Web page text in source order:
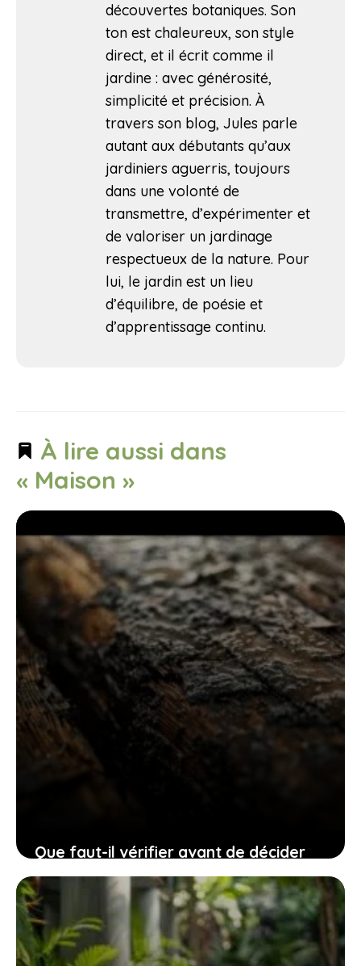
découvertes botaniques. Son
ton est chaleureux, son style
direct, et il écrit comme il
jardine : avec générosité,
simplicité et précision. À
travers son blog, Jules parle
autant aux débutants qu’aux
jardiniers aguerris, toujours
dans une volonté de
transmettre, d’expérimenter et
de valoriser un jardinage
respectueux de la nature. Pour
lui, le jardin est un lieu
d’équilibre, de poésie et
d’apprentissage continu.
À lire aussi dans
« Maison »
Que faut-il vérifier avant de décider
d’enlever le parquet de votre salon ?
25 juillet 2025